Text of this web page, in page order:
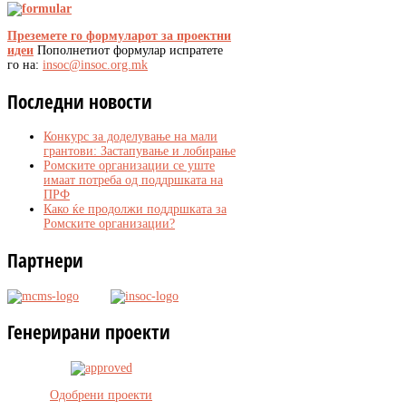
Преземете го формуларот за проектни
идеи Пополнетиот формулар испратете
го на: insoc@insoc.org.mk
Последни новости
Конкурс за доделување на мали
грантови: Застапување и лобирање
Ромските организации се уште
имаат потреба од поддршката на
ПРФ
Како ќе продолжи поддршката за
Ромските организации?
Партнери
Генерирани проекти
Одобрени проекти